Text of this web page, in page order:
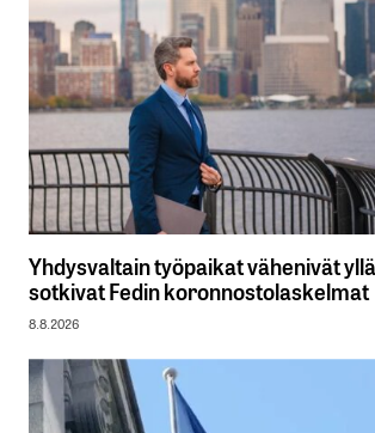
Yhdysvaltain työpaikat vähenivät
sotkivat Fedin koronnostolaskelmat
8.8.2026